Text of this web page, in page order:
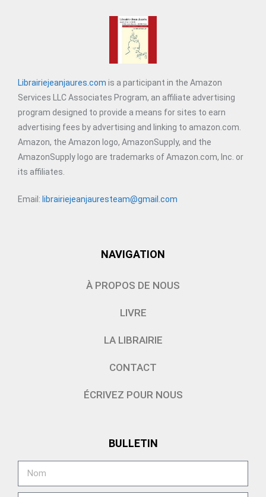
Librairiejeanjaures.com is a participant in the Amazon
Services LLC Associates Program, an affiliate advertising
program designed to provide a means for sites to earn
advertising fees by advertising and linking to amazon.com.
Amazon, the Amazon logo, AmazonSupply, and the
AmazonSupply logo are trademarks of Amazon.com, Inc. or
its affiliates.
Email: librairiejeanjauresteam@gmail.com
NAVIGATION
À PROPOS DE NOUS
LIVRE
LA LIBRAIRIE
CONTACT
ÉCRIVEZ POUR NOUS
BULLETIN